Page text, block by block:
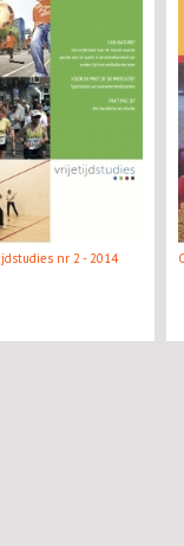
nr 2 - 2014